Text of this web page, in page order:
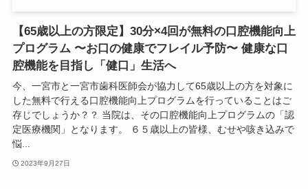
【65歳以上の方限定】30分×4回が無料の口腔機能向上
プログラム 〜お口の健康でフレイル予防〜 健康な口
腔機能を目指し「健口」生活へ
今、一宮市と一宮市歯科医師会が協力して65歳以上の方を対象に
した無料で行える口腔機能向上プログラムを行っていることはご
存じでしょうか？？ 当院は、その口腔機能向上プログラムの「認
定医療機関」となります。 ６５歳以上の皆様、むせや咳き込みで
悩...
2023年9月27日